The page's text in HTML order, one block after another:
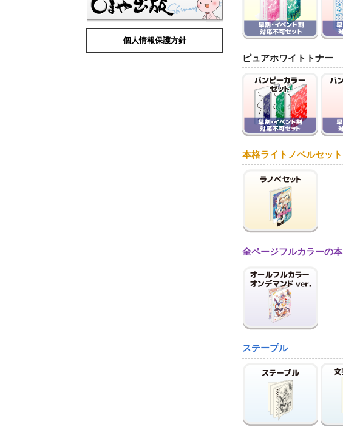
ピュアホワイトトナー
本格ライトノベルセット
全ページフルカラーの本
ステープル
個人情報保護方針